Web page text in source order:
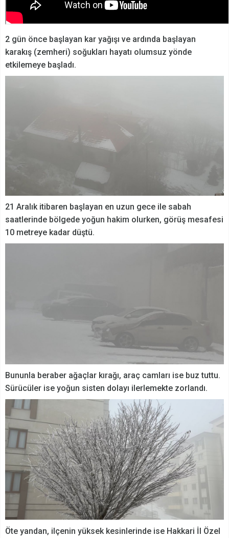
2 gün önce başlayan kar yağışı ve ardında başlayan
karakış (zemheri) soğukları hayatı olumsuz yönde
etkilemeye başladı.
21 Aralık itibaren başlayan en uzun gece ile sabah
saatlerinde bölgede yoğun hakim olurken, görüş mesafesi
10 metreye kadar düştü.
Bununla beraber ağaçlar kırağı, araç camları ise buz tuttu.
Sürücüler ise yoğun sisten dolayı ilerlemekte zorlandı.
Öte yandan, ilçenin yüksek kesinlerinde ise Hakkari İl Özel